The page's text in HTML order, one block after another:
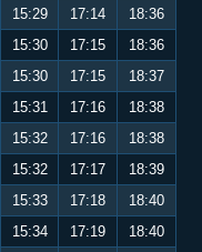
15:29 17:14
18:36
15:30 17:15
18:36
15:30 17:15
18:37
15:31 17:16
18:38
15:32 17:16
18:38
15:32 17:17
18:39
15:33 17:18
18:40
15:34 17:19
18:40